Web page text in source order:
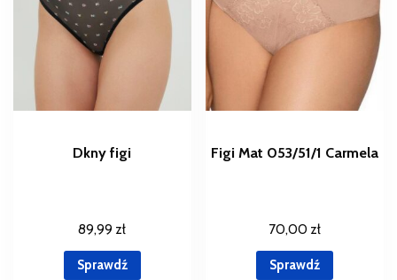
Dkny figi
89,99 zł
Sprawdź
Figi Mat 053/51/1 Carmela
70,00 zł
Sprawdź